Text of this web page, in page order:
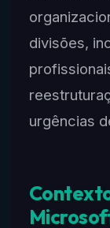
divisões,
urgências